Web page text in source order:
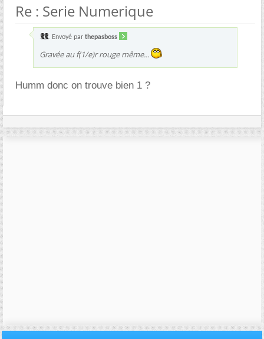
Re : Serie Numerique
Envoyé par thepasboss
Gravée au f(1/e)r rouge même...
Humm donc on trouve bien 1 ?